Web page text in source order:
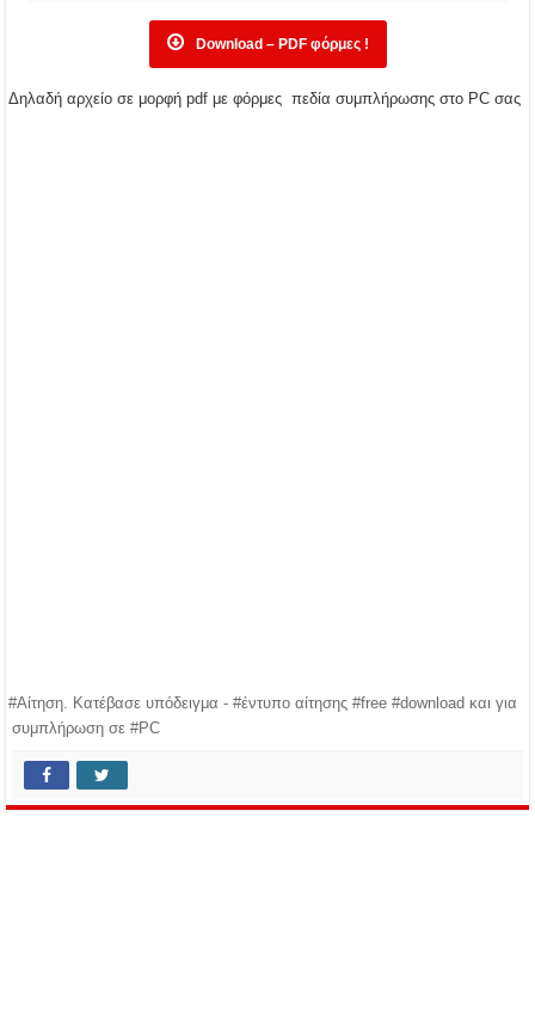
Download – PDF φόρμες !
Δηλαδή αρχείο σε μορφή pdf με φόρμες πεδία συμπλήρωσης στο PC σας
#Αίτηση. Κατέβασε υπόδειγμα - #έντυπο αίτησης #free #download και για
συμπλήρωση σε #PC